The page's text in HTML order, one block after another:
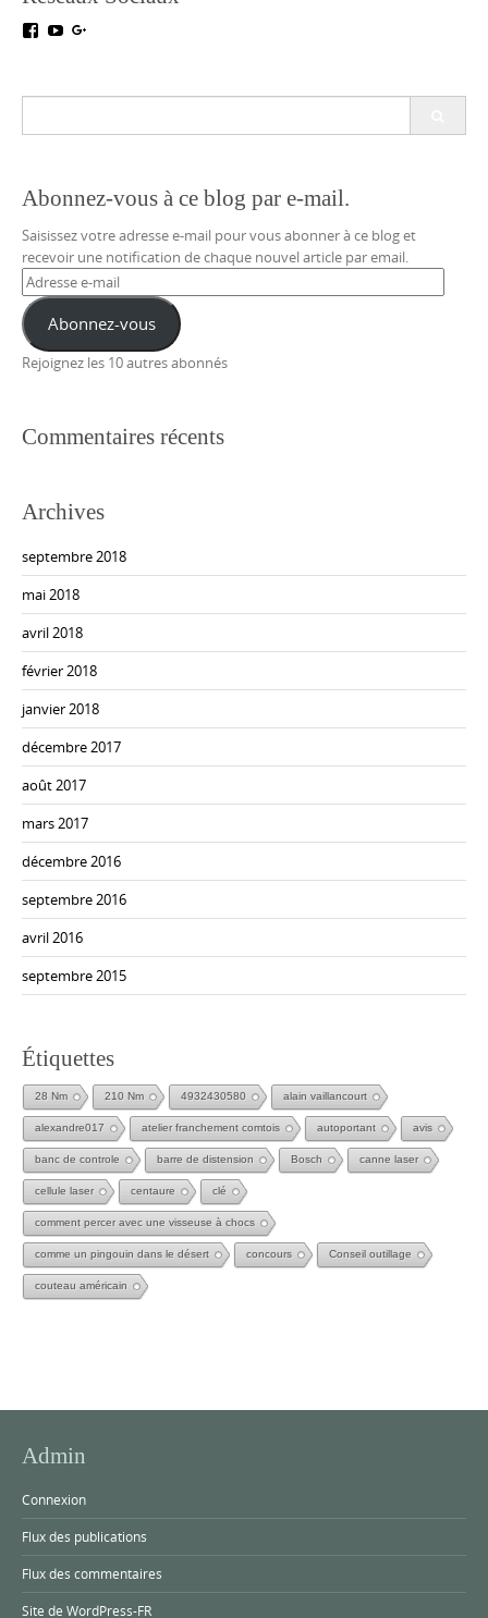
Voir
testoutillage
Facebook
Voir
UC5crr0I4Ey688Hu1IMBwWRA
YouTube
+Test-
sur
Abonnez-vous à ce blog par e-mail.
Saisissez votre adresse e-mail pour vous abonner à ce blog et
recevoir une notification de chaque nouvel article par email.
Adresse
e-
mail Abonnez-vous
Rejoignez les 10 autres abonnés
Commentaires récents
Archives
septembre 2018
mai 2018
avril 2018
février 2018
janvier 2018
décembre 2017
août 2017
mars 2017
décembre 2016
septembre 2016
avril 2016
septembre 2015
Étiquettes
28 Nm 210 Nm 4932430580 alain vaillancourt
alexandre017 atelier franchement comtois autoportant avis
banc de controle barre de distension Bosch canne laser
cellule laser centaure clé
comment percer avec une visseuse à chocs
comme un pingouin dans le désert concours Conseil outillage
couteau américain
Admin
Connexion
Flux des publications
Flux des commentaires
Site de WordPress-FR